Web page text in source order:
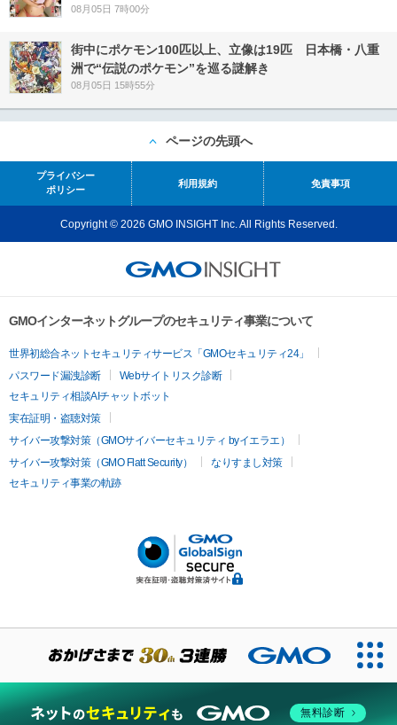
08月05日 7時00分
街中にポケモン100匹以上、立像は19匹 日本橋・八重
洲で“伝説のポケモン”を巡る謎解き
08月05日 15時55分
ページの先頭へ
プライバシー
ポリシー
利用規約 免責事項
Copyright © 2026 GMO INSIGHT Inc. All Rights Reserved.
GMOインターネットグループのセキュリティ事業について
世界初総合ネットセキュリティサービス「GMOセキュリティ24」
パスワード漏洩診断
Webサイトリスク診断
セキュリティ相談AIチャットボット
実在証明・盗聴対策
サイバー攻撃対策（GMOサイバーセキュリティ byイエラエ）
サイバー攻撃対策（GMO Flatt Security）
なりすまし対策
セキュリティ事業の軌跡
無料診断